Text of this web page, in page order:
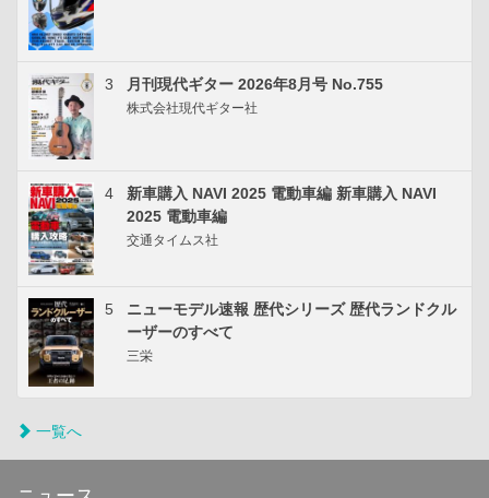
3 月刊現代ギター 2026年8月号 No.755
株式会社現代ギター社
4
新車購入 NAVI 2025 電動車編 新車購入 NAVI
2025 電動車編
交通タイムス社
5
ニューモデル速報 歴代シリーズ 歴代ランドクル
ーザーのすべて
三栄
一覧へ